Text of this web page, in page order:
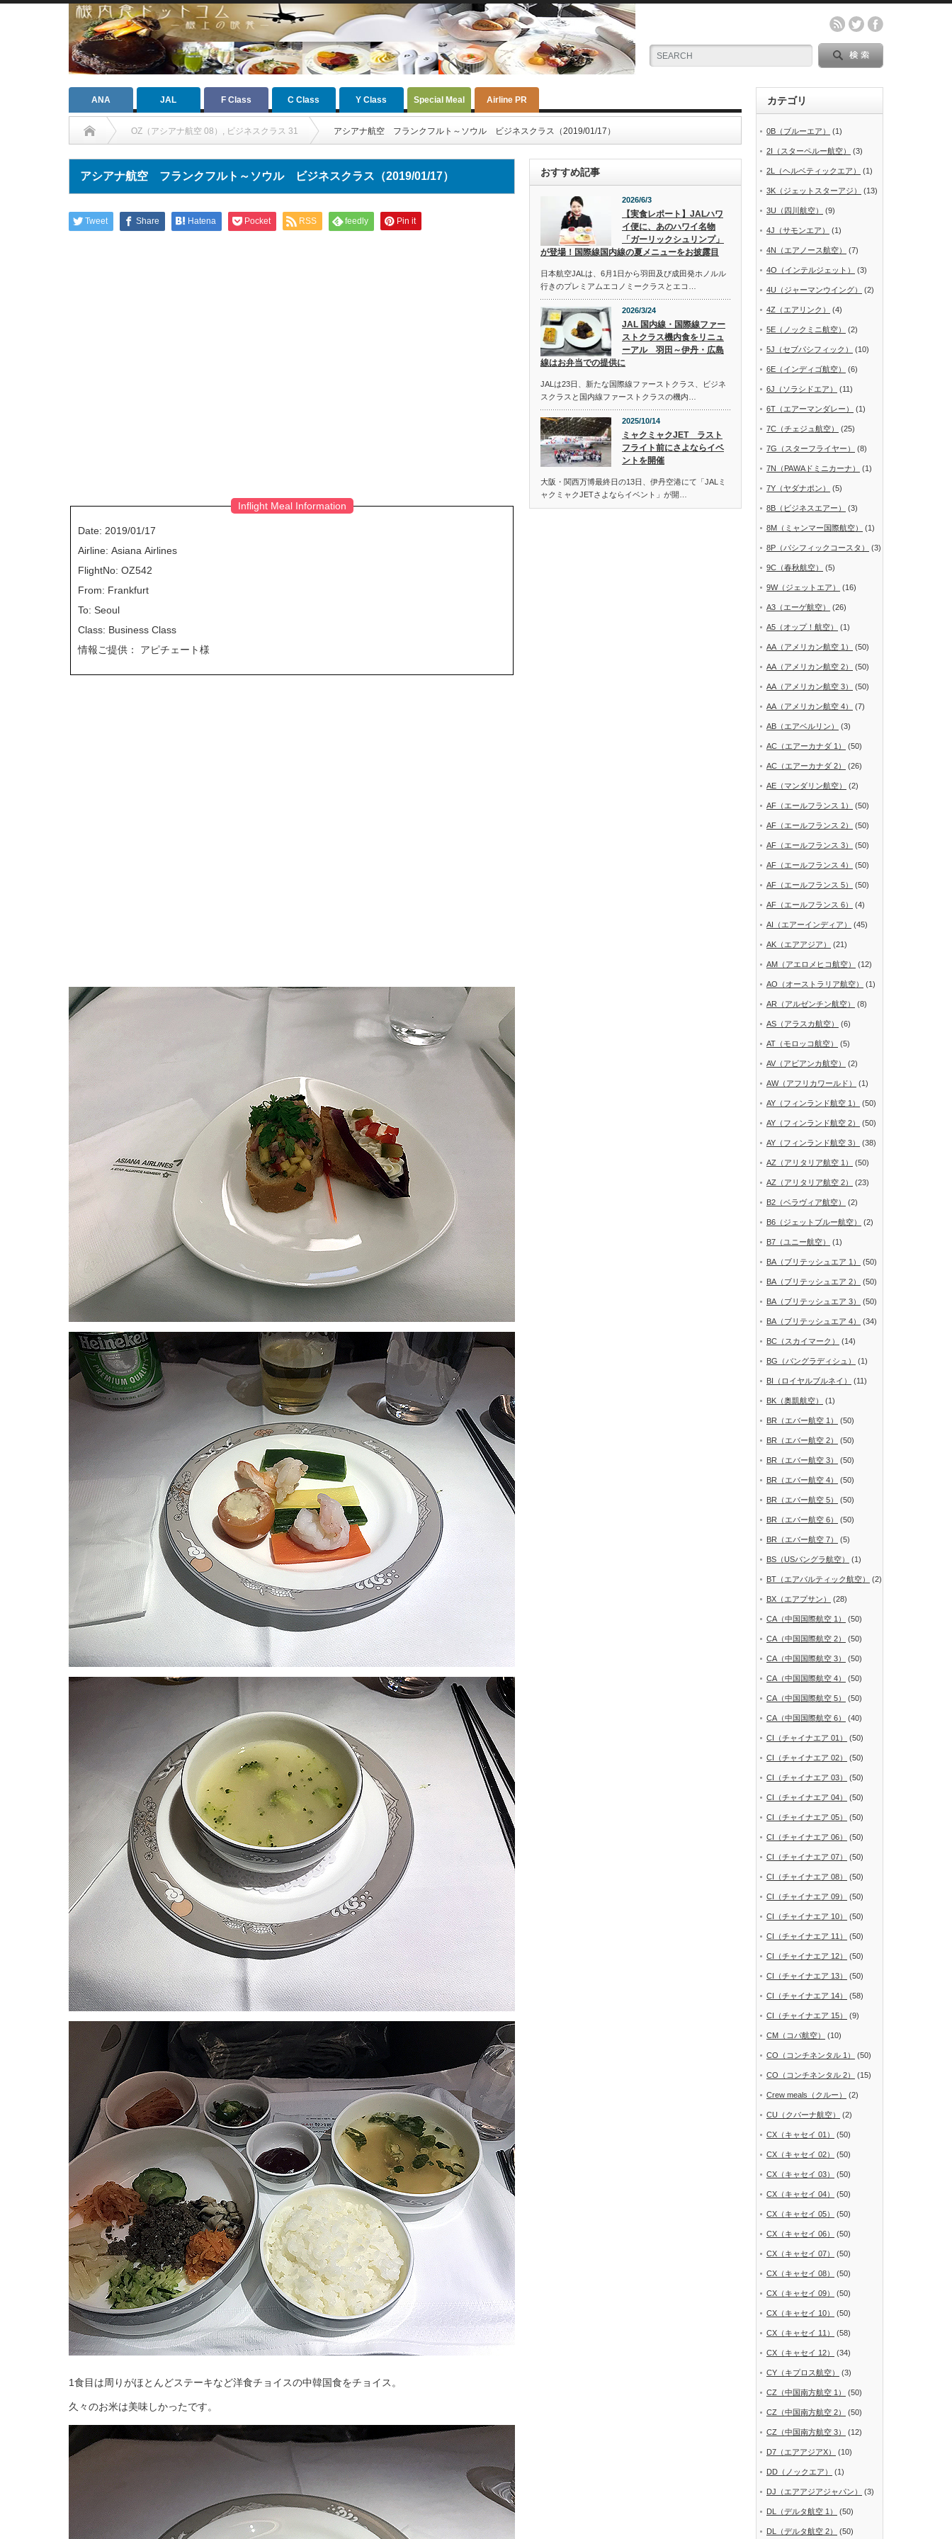
ANA JAL F Class C Class Y Class Special Meal Airline PR
OZ（アシアナ航空 08） , ビジネスクラス 31 アシアナ航空 フランクフルト～ソウル ビジネスクラス（2019/01/17）
アシアナ航空 フランクフルト～ソウル ビジネスクラス（2019/01/17）
Tweet Share Hatena Pocket RSS feedly Pin it
Inflight Meal Information
Date: 2019/01/17
Airline: Asiana Airlines
FlightNo: OZ542
From: Frankfurt
To: Seoul
Class: Business Class
情報ご提供： アピチェート様
1食目は周りがほとんどステーキなど洋食チョイスの中韓国食をチョイス。
久々のお米は美味しかったです。
おすすめ記事
2026/6/3
【実食レポート】JALハワ
イ便に、あのハワイ名物
「ガーリックシュリンプ」
が登場！国際線国内線の夏メニューをお披露目
日本航空JALは、6月1日から羽田及び成田発ホノルル
行きのプレミアムエコノミークラスとエコ…
2026/3/24
JAL 国内線・国際線ファー
ストクラス機内食をリニュ
ーアル 羽田～伊丹・広島
線はお弁当での提供に
JALは23日、新たな国際線ファーストクラス、ビジネ
スクラスと国内線ファーストクラスの機内…
2025/10/14
ミャクミャクJET ラスト
フライト前にさよならイベ
ントを開催
大阪・関西万博最終日の13日、伊丹空港にて「JALミ
ャクミャクJETさよならイベント」が開…
カテゴリ
0B（ブルーエア） (1)
2I（スターペルー航空） (3)
2L（ヘルベティックエア） (1)
3K（ジェットスターアジ） (13)
3U（四川航空） (9)
4J（サモンエア） (1)
4N（エアノース航空） (7)
4O（インテルジェット） (3)
4U（ジャーマンウイング） (2)
4Z（エアリンク） (4)
5E（ノックミニ航空） (2)
5J（セブパシフィック） (10)
6E（インディゴ航空） (6)
6J（ソラシドエア） (11)
6T（エアーマンダレー） (1)
7C（チェジュ航空） (25)
7G（スターフライヤー） (8)
7N（PAWAドミニカーナ） (1)
7Y（ヤダナポン） (5)
8B（ビジネスエアー） (3)
8M（ミャンマー国際航空） (1)
8P（パシフィックコースタ） (3)
9C（春秋航空） (5)
9W（ジェットエア） (16)
A3（エーゲ航空） (26)
A5（オップ！航空） (1)
AA（アメリカン航空 1） (50)
AA（アメリカン航空 2） (50)
AA（アメリカン航空 3） (50)
AA（アメリカン航空 4） (7)
AB（エアベルリン） (3)
AC（エアーカナダ 1） (50)
AC（エアーカナダ 2） (26)
AE（マンダリン航空） (2)
AF（エールフランス 1） (50)
AF（エールフランス 2） (50)
AF（エールフランス 3） (50)
AF（エールフランス 4） (50)
AF（エールフランス 5） (50)
AF（エールフランス 6） (4)
AI（エアーインディア） (45)
AK（エアアジア） (21)
AM（アエロメヒコ航空） (12)
AO（オーストラリア航空） (1)
AR（アルゼンチン航空） (8)
AS（アラスカ航空） (6)
AT（モロッコ航空） (5)
AV（アビアンカ航空） (2)
AW（アフリカワールド） (1)
AY（フィンランド航空 1） (50)
AY（フィンランド航空 2） (50)
AY（フィンランド航空 3） (38)
AZ（アリタリア航空 1） (50)
AZ（アリタリア航空 2） (23)
B2（ベラヴィア航空） (2)
B6（ジェットブルー航空） (2)
B7（ユニー航空） (1)
BA（ブリテッシュエア 1） (50)
BA（ブリテッシュエア 2） (50)
BA（ブリテッシュエア 3） (50)
BA（ブリテッシュエア 4） (34)
BC（スカイマーク） (14)
BG（バングラディシュ） (1)
BI（ロイヤルブルネイ） (11)
BK（奥凱航空） (1)
BR（エバー航空 1） (50)
BR（エバー航空 2） (50)
BR（エバー航空 3） (50)
BR（エバー航空 4） (50)
BR（エバー航空 5） (50)
BR（エバー航空 6） (50)
BR（エバー航空 7） (5)
BS（USバングラ航空） (1)
BT（エアバルティック航空） (2)
BX（エアプサン） (28)
CA（中国国際航空 1） (50)
CA（中国国際航空 2） (50)
CA（中国国際航空 3） (50)
CA（中国国際航空 4） (50)
CA（中国国際航空 5） (50)
CA（中国国際航空 6） (40)
CI（チャイナエア 01） (50)
CI（チャイナエア 02） (50)
CI（チャイナエア 03） (50)
CI（チャイナエア 04） (50)
CI（チャイナエア 05） (50)
CI（チャイナエア 06） (50)
CI（チャイナエア 07） (50)
CI（チャイナエア 08） (50)
CI（チャイナエア 09） (50)
CI（チャイナエア 10） (50)
CI（チャイナエア 11） (50)
CI（チャイナエア 12） (50)
CI（チャイナエア 13） (50)
CI（チャイナエア 14） (58)
CI（チャイナエア 15） (9)
CM（コパ航空） (10)
CO（コンチネンタル 1） (50)
CO（コンチネンタル 2） (15)
Crew meals（クルー） (2)
CU（クバーナ航空） (2)
CX（キャセイ 01） (50)
CX（キャセイ 02） (50)
CX（キャセイ 03） (50)
CX（キャセイ 04） (50)
CX（キャセイ 05） (50)
CX（キャセイ 06） (50)
CX（キャセイ 07） (50)
CX（キャセイ 08） (50)
CX（キャセイ 09） (50)
CX（キャセイ 10） (50)
CX（キャセイ 11） (58)
CX（キャセイ 12） (34)
CY（キプロス航空） (3)
CZ（中国南方航空 1） (50)
CZ（中国南方航空 2） (50)
CZ（中国南方航空 3） (12)
D7（エアアジアX） (10)
DD（ノックエア） (1)
DJ（エアアジアジャパン） (3)
DL（デルタ航空 1） (50)
DL（デルタ航空 2） (50)